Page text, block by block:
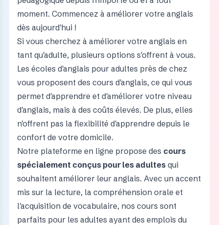
moment. Commencez à améliorer votre anglais
dès aujourd'hui !
Si vous cherchez à améliorer votre anglais en
tant qu'adulte, plusieurs options s'offrent à vous.
Les écoles d'anglais pour adultes près de chez
vous proposent des cours d'anglais, ce qui vous
permet d'apprendre et d'améliorer votre niveau
d'anglais, mais à des coûts élevés. De plus, elles
n'offrent pas la flexibilité d'apprendre depuis le
confort de votre domicile.
Notre plateforme en ligne propose des cours
spécialement conçus pour les adultesqui
souhaitent améliorer leur anglais. Avec un accent
mis sur la lecture, la compréhension orale et
l'acquisition de vocabulaire, nos cours sont
parfaits pour les adultes ayant des emplois du